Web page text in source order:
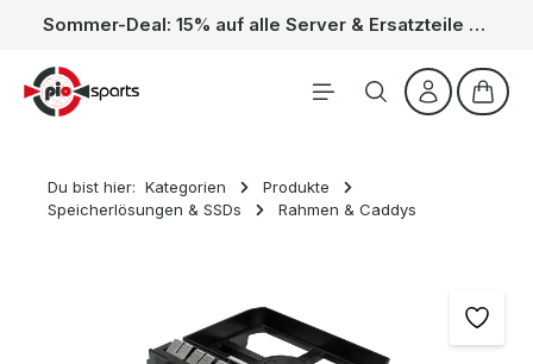
Zum Hauptinhalt springen Sommer-Deal: 15% auf alle Server & Ersatzteile – Kein Code nötig, der Rabatt wird automatisch im Warenkorb abgezogen. Gültig vom 01.06. bis 31.08.
Du bist hier: Kategorien
Produkte
Speicherlösungen & SSDs
Rahmen & Caddys